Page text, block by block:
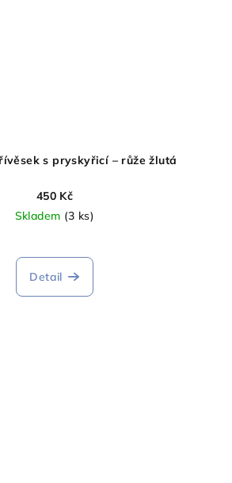
s pryskyřicí – růže žlutá
450 Kč
Skladem (3 ks)
Detail